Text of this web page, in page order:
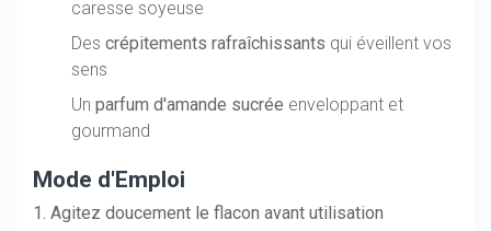
caresse soyeuse
Descrépitements rafraîchissants qui éveillent vos
sens
Unparfum d'amande sucrée enveloppant et
gourmand
Mode d'Emploi
1. Agitez doucement le flacon avant utilisation